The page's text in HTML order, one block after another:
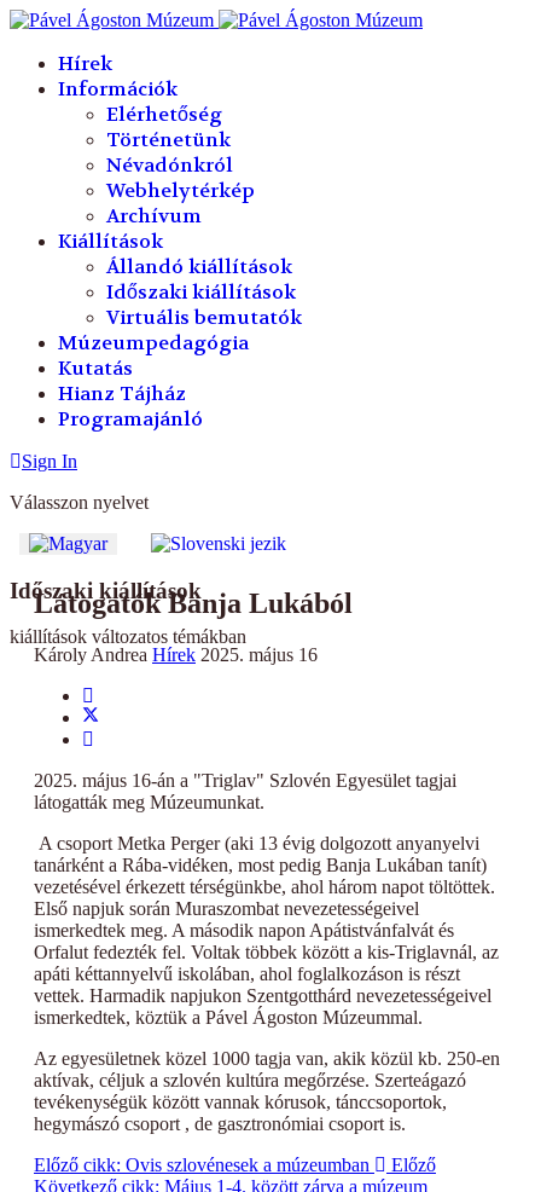
Hírek
Információk
Elérhetőség
Történetünk
Névadónkról
Webhelytérkép
Archívum
Kiállítások
Állandó kiállítások
Időszaki kiállítások
Virtuális bemutatók
Múzeumpedagógia
Kutatás
Hianz Tájház
Programajánló
Sign In
Válasszon nyelvet
Időszaki kiállítások
kiállítások változatos témákban
Látogatók Banja Lukából
Károly Andrea Hírek 2025. május 16
2025. május 16-án a "Triglav" Szlovén Egyesület tagjai
látogatták meg Múzeumunkat.
A csoport Metka Perger (aki 13 évig dolgozott anyanyelvi
tanárként a Rába-vidéken, most pedig Banja Lukában tanít)
vezetésével érkezett térségünkbe, ahol három napot töltöttek.
Első napjuk során Muraszombat nevezetességeivel
ismerkedtek meg. A második napon Apátistvánfalvát és
Orfalut fedezték fel. Voltak többek között a kis-Triglavnál, az
apáti kéttannyelvű iskolában, ahol foglalkozáson is részt
vettek. Harmadik napjukon Szentgotthárd nevezetességeivel
ismerkedtek, köztük a Pável Ágoston Múzeummal.
Az egyesületnek közel 1000 tagja van, akik közül kb. 250-en
aktívak, céljuk a szlovén kultúra megőrzése. Szerteágazó
tevékenységük között vannak kórusok, tánccsoportok,
hegymászó csoport , de gasztronómiai csoport is.
Előző cikk: Ovis szlovénesek a múzeumban
Előző
Következő cikk: Május 1-4. között zárva a múzeum
évhónap
évhónap